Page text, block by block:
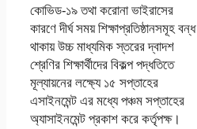
কোভিড-১৯ তথা করোনা ভাইরাসের
কারণে দীর্ঘ সময় শিক্ষাপ্রতিষ্ঠানসমূহ বন্ধ
থাকায় উচ্চ মাধ্যমিক স্তরের দ্বাদশ
শ্রেণির শিক্ষার্থীদের বিকল্প পদ্ধতিতে
মূল্যায়নের লক্ষ্যে ১৫ সপ্তাহের
এসাইনমেন্ট এর মধ্যে পঞ্চম সপ্তাহের
অ্যাসাইনমেন্ট প্রকাশ করে কর্তৃপক্ষ।